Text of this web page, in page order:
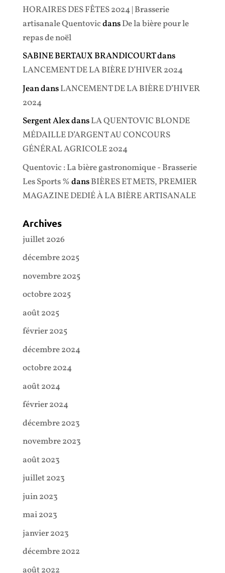
HORAIRES DES FÊTES 2024 | Brasserie
artisanale QuentovicdansDe la bière pour le
repas de noël
SABINE BERTAUX BRANDICOURTdans
LANCEMENT DE LA BIÈRE D’HIVER 2024
JeandansLANCEMENT DE LA BIÈRE D’HIVER
2024
Sergent AlexdansLA QUENTOVIC BLONDE
MÉDAILLE D’ARGENT AU CONCOURS
GÉNÉRAL AGRICOLE 2024
Quentovic : La bière gastronomique - Brasserie
Les Sports % dansBIÈRES ET METS, PREMIER
MAGAZINE DEDIÉ À LA BIÈRE ARTISANALE
Archives
juillet 2026
décembre 2025
novembre 2025
octobre 2025
août 2025
février 2025
décembre 2024
octobre 2024
août 2024
février 2024
décembre 2023
novembre 2023
août 2023
juillet 2023
juin 2023
mai 2023
janvier 2023
décembre 2022
août 2022